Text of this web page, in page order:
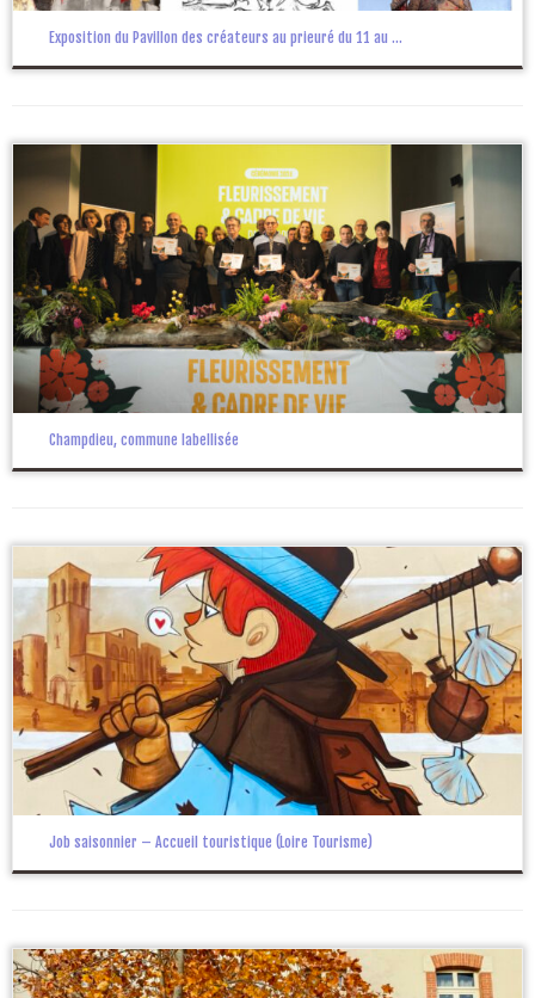
Exposition du Pavillon des créateurs au prieuré du 11 au ...
Champdieu, commune labellisée
Job saisonnier – Accueil touristique (Loire Tourisme)